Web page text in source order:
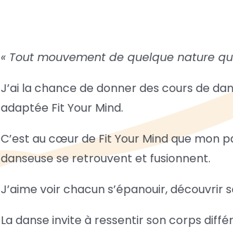
« Tout mouvement de quelque nature
J’ai la chance de donner des cours de
adaptée Fit Your Mind.
C’est au cœur de Fit Your Mind que mon
danseuse se retrouvent et fusionnent.
J’aime voir chacun s’épanouir,
La danse invite à ressentir son corps